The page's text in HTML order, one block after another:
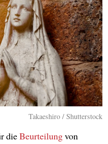
Takaeshiro / Shutterstock
dieBeurteilungvon